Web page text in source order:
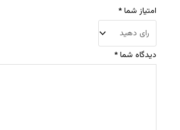
امتیاز شما*
دیدگاه شما*